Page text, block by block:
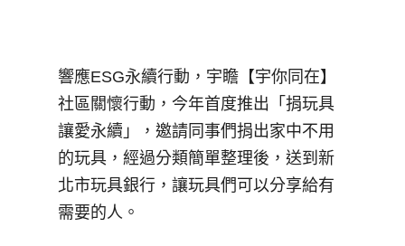
響應ESG永續行動，宇瞻【宇你同在】
社區關懷行動，今年首度推出「捐玩具
讓愛永續」，邀請同事們捐出家中不用
的玩具，經過分類簡單整理後，送到新
北市玩具銀行，讓玩具們可以分享給有
需要的人。